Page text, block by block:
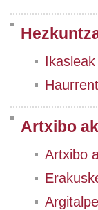
Artxibo
Artxibo